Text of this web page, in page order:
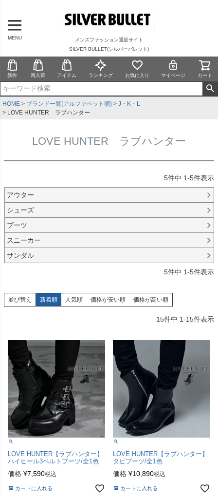
MENU
メンズファッション通販サイト
SILVER BULLET(シルバーバレット)
新作 再入荷 アイテム ランキング お気に入り マイページ カート
HOME ブランド一覧(アルファベット順)
J・K・L
LOVE HUNTER ラブハンター
LOVE HUNTER ラブハンター
5件中 1-5件表示
アウター
シューズ
ブーツ
スニーカー
サンダル
5件中 1-5件表示
並び替え 新着順 人気順 価格が安い順 価格が高い順
15件中 1-15件表示
LOVE HUNTER【ラブハンター】
ハイヒール3ベルトブーツ/全1色
価格 ¥7,590税込
カートに入れる
LOVE HUNTER【ラブハンター】
タビブーツ/全1色
価格 ¥10,890税込
カートに入れる